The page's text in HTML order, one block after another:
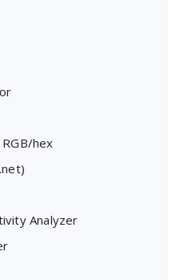
hex
Analyzer